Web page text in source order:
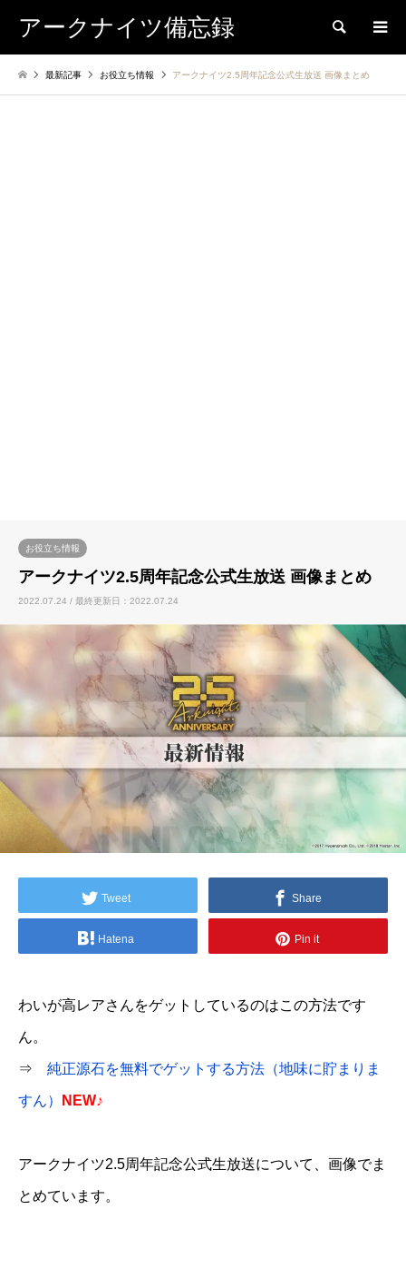
アークナイツ備忘録 検索
最新記事 お役立ち情報 アークナイツ2.5周年記念公式生放送 画像まとめ
お役立ち情報
アークナイツ2.5周年記念公式生放送 画像まとめ
2022.07.24 / 最終更新日：2022.07.24
Tweet Share
Hatena Pin it
わいが高レアさんをゲットしているのはこの方法です
ん。
⇒ 純正源石を無料でゲットする方法（地味に貯まりま
すん） NEW♪
アークナイツ2.5周年記念公式生放送について、画像でま
とめています。